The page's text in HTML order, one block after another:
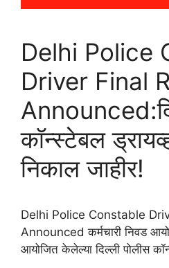
Delhi Police
Driver Final
कॉन्स्टेबल
निकाल जाहीर!
Delhi Police Constable
Announced कर्मचारी निवड
आयोजित केलेल्या दिल्ली पोलीस